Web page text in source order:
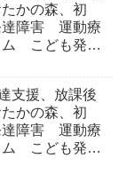
かの森、初
達障害 運動療
こども発達
デイ 自閉
支援、放課後
かの森、初
達障害 運動療
こども発達
デイ 自閉